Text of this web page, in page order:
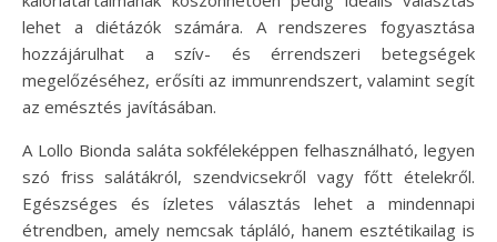
lehet a diétázók számára. A rendszeres fogyasztása
hozzájárulhat a szív- és érrendszeri betegségek
megelőzéséhez, erősíti az immunrendszert, valamint segít
az emésztés javításában.
A Lollo Bionda saláta sokféleképpen felhasználható, legyen
szó friss salátákról, szendvicsekről vagy főtt ételekről.
Egészséges és ízletes választás lehet a mindennapi
étrendben, amely nemcsak tápláló, hanem esztétikailag is